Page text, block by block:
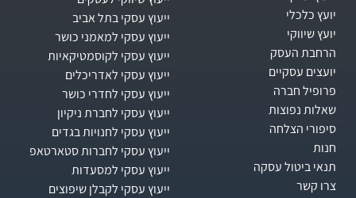
יועץ כלכלי
יועץ שיווקי
הרחבת העסק​
יועצים עסקיים
פרופיל חברה
שאלות נפוצות
סיפורי הצלחה
חנות
תנאי ביטול עסקה
צרו קשר
ייעוץ עסקי בתל אביב
ייעוץ עסקי למאמני כושר
ייעוץ עסקי לקוסמטיקאיות
ייעוץ עסקי לאדריכלים
ייעוץ עסקי לחדרי כושר
ייעוץ עסקי לחברת ניקיון
ייעוץ עסקי לחנויות בגדים
ייעוץ עסקי לחברות סטארטאפ
ייעוץ עסקי למסעדות
ייעוץ עסקי לקבלן שיפוצים